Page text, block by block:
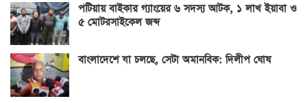
পটিয়ায় বাইকার গ্যাংয়ের ৬ সদস্য আটক, ১ লাখ ইয়াবা ও
৫ মোটরসাইকেল জব্দ
বাংলাদেশে যা চলছে, সেটা অমানবিক: দিলীপ ঘোষ